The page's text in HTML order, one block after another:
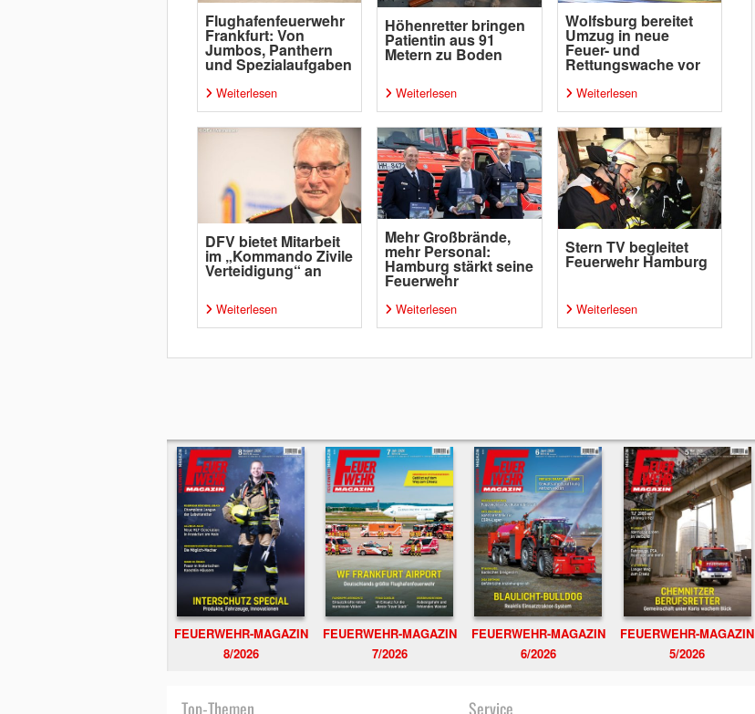
Flughafenfeuerwehr
Frankfurt: Von
Jumbos, Panthern
und Spezialaufgaben
Weiterlesen
Höhenretter bringen
Patientin aus 91
Metern zu Boden
Weiterlesen
Wolfsburg bereitet
Umzug in neue
Feuer- und
Rettungswache vor
Weiterlesen
DFV bietet Mitarbeit
im „Kommando Zivile
Verteidigung“ an
Weiterlesen
Mehr Großbrände,
mehr Personal:
Hamburg stärkt seine
Feuerwehr
Weiterlesen
Stern TV begleitet
Feuerwehr Hamburg
Weiterlesen
FEUERWEHR-MAGAZIN
8/2026
FEUERWEHR-MAGAZIN
7/2026
FEUERWEHR-MAGAZIN
6/2026
FEUERWEHR-MAGAZIN
5/2026
Top-Themen Service